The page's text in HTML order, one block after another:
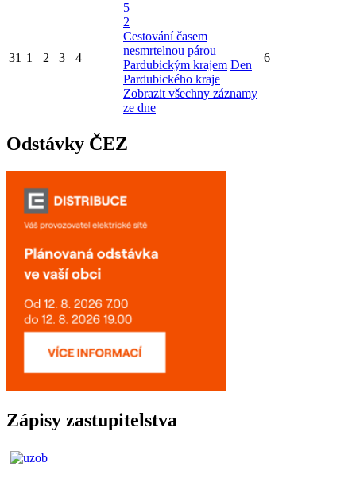
31 1 2 3 4
5
2
Cestování časem
nesmrtelnou párou
Pardubickým krajem Den
Pardubického kraje
Zobrazit všechny záznamy
ze dne
6
Odstávky ČEZ
Zápisy zastupitelstva